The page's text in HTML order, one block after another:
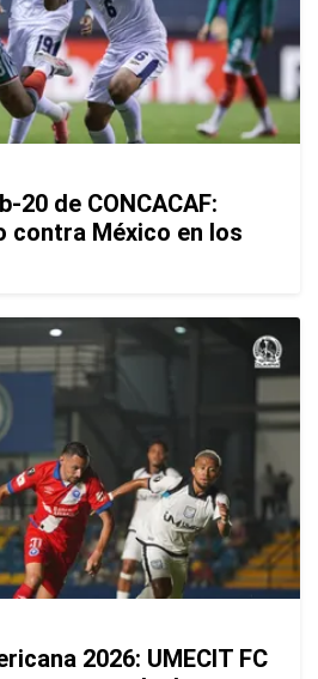
20 de CONCACAF:
contra México en los
2026: UMECIT FC